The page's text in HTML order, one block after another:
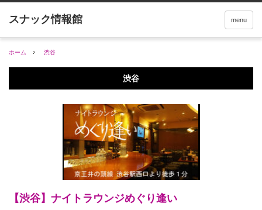
menu
ホーム 渋谷
渋谷
【渋谷】ナイトラウンジめぐり逢い